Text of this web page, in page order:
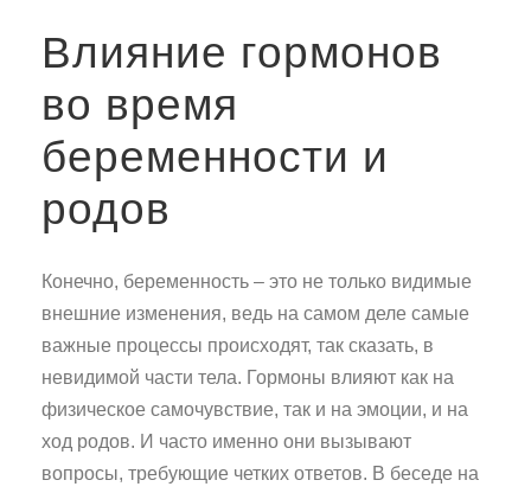
Влияние гормонов
во время
беременности и
родов
Конечно, беременность – это не только видимые
внешние изменения, ведь на самом деле самые
важные процессы происходят, так сказать, в
невидимой части тела. Гормоны влияют как на
физическое самочувствие, так и на эмоции, и на
ход родов. И часто именно они вызывают
вопросы, требующие четких ответов. В беседе на